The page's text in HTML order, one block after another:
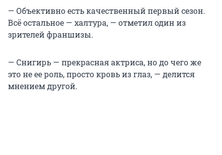
— Объективно есть качественный первый сезон.
Всё остальное — халтура, — отметил один из
зрителей франшизы.
— Снигирь — прекрасная актриса, но до чего же
это не ее роль, просто кровь из глаз, — делится
мнением другой.